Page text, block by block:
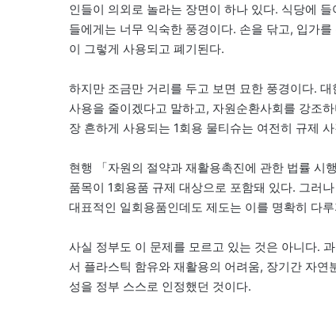
인들이 의외로 놀라는 장면이 하나 있다. 식당에
들에게는 너무 익숙한 풍경이다. 손을 닦고, 입가
이 그렇게 사용되고 폐기된다.
하지만 조금만 거리를 두고 보면 묘한 풍경이다.
사용을 줄이겠다고 말하고, 자원순환사회를 강조
장 흔하게 사용되는 1회용 물티슈는 여전히 규제
현행 「자원의 절약과 재활용촉진에 관한 법률 시
품목이 1회용품 규제 대상으로 포함돼 있다. 그러
대표적인 일회용품인데도 제도는 이를 명확히 다
사실 정부도 이 문제를 모르고 있는 것은 아니다.
서 플라스틱 함유와 재활용의 어려움, 장기간 자
성을 정부 스스로 인정했던 것이다.